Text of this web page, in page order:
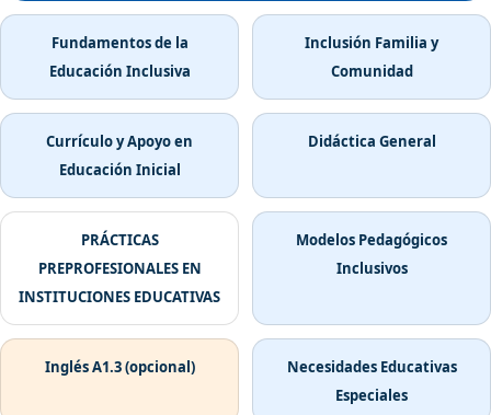
Fundamentos de la
Educación Inclusiva
Inclusión Familia y
Comunidad
Currículo y Apoyo en
Educación Inicial
Didáctica General
PRÁCTICAS
PREPROFESIONALES EN
INSTITUCIONES EDUCATIVAS
Modelos Pedagógicos
Inclusivos
Inglés A1.3 (opcional)
Necesidades Educativas
Especiales